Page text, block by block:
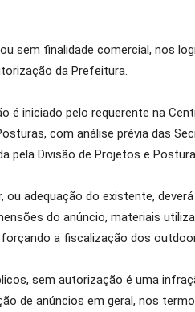
sem finalidade comercial, nos
da Prefeitura.
é iniciado pelo requerente na
com análise prévia das
pela Divisão de Projetos e
adequação do existente,
do anúncio, materiais
a fiscalização dos
sem autorização é uma
de anúncios em geral, nos